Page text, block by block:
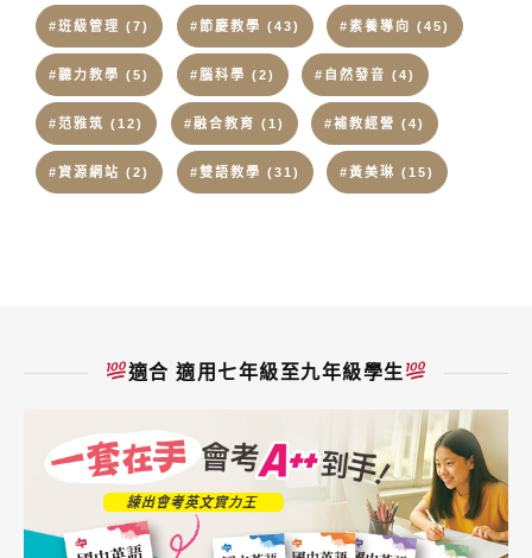
#班級管理 (7) #節慶教學 (43) #素養導向 (45)
#聽力教學 (5) #腦科學 (2) #自然發音 (4)
#范雅筑 (12) #融合教育 (1) #補教經營 (4)
#資源網站 (2) #雙語教學 (31) #黃美琳 (15)
適合 適用七年級至九年級學生